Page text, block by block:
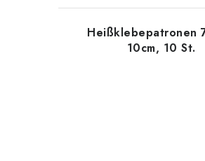
n
k
Heißklebepatronen
10cm, 10 St.